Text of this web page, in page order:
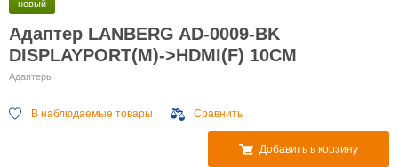
Помощь
ГАРАНТИЯ
новый
Адаптер LANBERG AD-0009-BK
DISPLAYPORT(M)->HDMI(F) 10CM
Адаптеры
Сравнить
В наблюдаемые товары
Добавить в корзину